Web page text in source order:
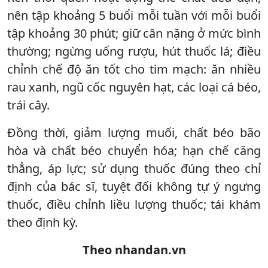
nên tập khoảng 5 buổi mỗi tuần với mỗi buổi
tập khoảng 30 phút; giữ cân nặng ở mức bình
thường; ngừng uống rượu, hút thuốc lá; điều
chỉnh chế độ ăn tốt cho tim mạch: ăn nhiều
rau xanh, ngũ cốc nguyên hạt, các loại cá béo,
trái cây.
Đồng thời, giảm lượng muối, chất béo bão
hòa và chất béo chuyển hóa; hạn chế căng
thẳng, áp lực; sử dụng thuốc đúng theo chỉ
định của bác sĩ, tuyệt đối không tự ý ngưng
thuốc, điều chỉnh liều lượng thuốc; tái khám
theo định kỳ.
Theo nhandan.vn